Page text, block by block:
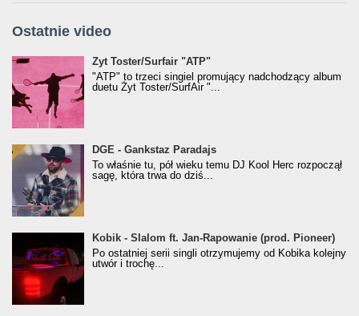
Ostatnie video
Żyt Toster/SurfAir - ATP VIDEO
Żyt Toster/Surfair "ATP"
"ATP" to trzeci singiel promujący nadchodzący album
duetu Żyt Toster/SurfAir "...
donGURALesko z nagrodą za
Klasyczny/Trueschoolowy Album Roku
(Popkillery 2023)
DGE - Gankstaz Paradajs
To właśnie tu, pół wieku temu DJ Kool Herc rozpoczął
sagę, która trwa do dziś...
Kobik - Slalom ft. Jan-Rapowanie (prod. Pioneer)
[Official Music Visualiser]
Kobik - Slalom ft. Jan-Rapowanie (prod. Pioneer)
Po ostatniej serii singli otrzymujemy od Kobika kolejny
utwór i trochę...